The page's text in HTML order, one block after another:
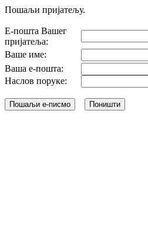
Пошаљи пријатељу.
Е-пошта Вашег
пријатеља:
Ваше име:
Ваша е-пошта:
Наслов поруке: